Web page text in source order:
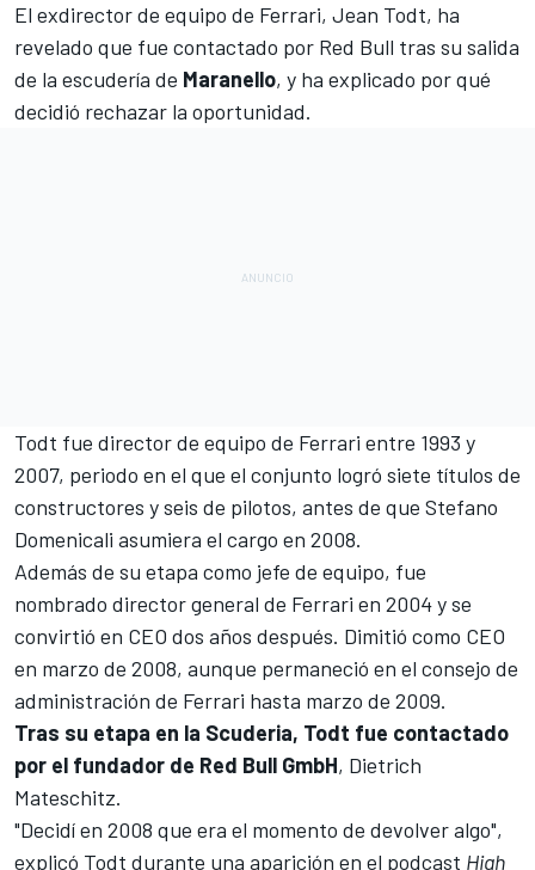
El exdirector de equipo de Ferrari, Jean Todt, ha
revelado que fue contactado por Red Bull tras su salida
de la escudería de Maranello, y ha explicado por qué
decidió rechazar la oportunidad.
Todt fue director de equipo de Ferrari entre 1993 y
2007, periodo en el que el conjunto logró siete títulos de
constructores y seis de pilotos, antes de que Stefano
Domenicali asumiera el cargo en 2008.
Además de su etapa como jefe de equipo, fue
nombrado director general de Ferrari en 2004 y se
convirtió en CEO dos años después. Dimitió como CEO
en marzo de 2008, aunque permaneció en el consejo de
administración de Ferrari hasta marzo de 2009.
Tras su etapa en la Scuderia, Todt fue contactado
por el fundador de Red Bull GmbH, Dietrich
Mateschitz.
"Decidí en 2008 que era el momento de devolver algo",
explicó Todt durante una aparición en el podcast High